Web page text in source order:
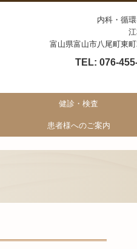
内科・循
富山県富山市八尾町東
TEL:076-
健診・検査
患者様へのご案内